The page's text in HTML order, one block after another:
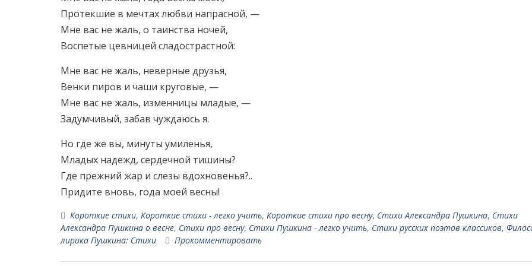
Протекшие в мечтах любви напрасной, —
Мне вас не жаль, о таинства ночей,
Воспетые цевницей сладострастной:
Мне вас не жаль, неверные друзья,
Венки пиров и чаши круговые, —
Мне вас не жаль, изменницы младые, —
Задумчивый, забав чуждаюсь я.
Но где же вы, минуты умиленья,
Младых надежд, сердечной тишины?
Где прежний жар и слезы вдохновенья?..
Придите вновь, года моей весны!
Короткие стихи, Короткие стихи - легко учить, Короткие стихи про весну, Стихи Александра Пушкина, Стихи
Александра Пушкина о весне, Стихи про весну, Стихи Пушкина - легко учить, Стихи русских поэтов классиков,
лирика Пушкина: Стихи
Прокомментировать